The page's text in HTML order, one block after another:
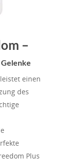
–
einen
des
Plus